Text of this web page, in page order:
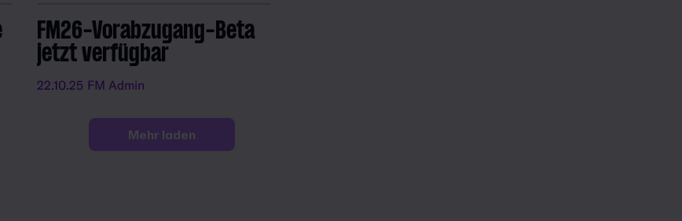
FM26-Vorabzugang-Beta
jetzt verfügbar
22.10.25 FM Admin
Mehr laden